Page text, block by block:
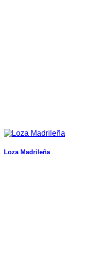
Loza Madrileña